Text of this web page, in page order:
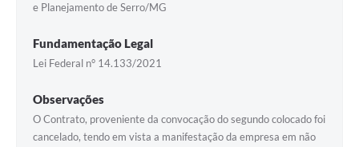
Jornal
e Planejamento de Serro/MG
Fundamentação Legal
Lei Federal n° 14.133/2021
Observações
O Contrato, proveniente da convocação do segundo colocado foi
cancelado, tendo em vista a manifestação da empresa em não